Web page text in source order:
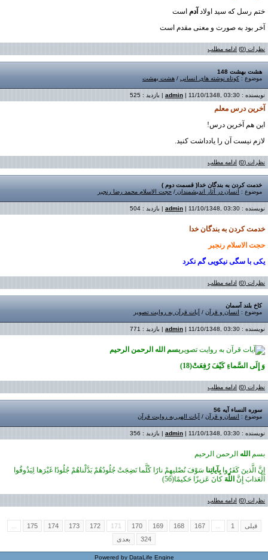
ختم رسل که سید اولاد آدم است
آخر بود به صورت و معنی مقدم است
نظرات (0) ادامه مطلب
هشت بهشت 148
موضوع : کوتاه نوشته های انسانی / هشت بهشت
نویسنده : admin | 11/10/1348, 03:30 | بازدید : 525
آخرین درس معلم
اين هم آخرين درس!
لازم نيست آن را يادداشت کنيد.
نظرات (0) ادامه مطلب
خدمت کردن به بندگان خدا( قسمت دوم )
موضوع : انسان در آثار اندیشمندان / حجت الاسلام محمد رضا رنجبر
نویسنده : admin | 11/10/1348, 03:30 | بازدید : 504
خدمت کردن به بندگان خدا
حجت الاسلام رنجبر
یکی با سگی نیکویی گم نکرد
نظرات (0) ادامه مطلب
كاخ بلند آسمان
موضوع : انسان و قرآن / آیات قرآن به روایت تصویر
نویسنده : admin | 11/10/1348, 03:30 | بازدید : 771
بسم الله الرحمن الرحيم
وَ إِلَى السَّماءِ كَيْفَ رُفِعَتْ(18)
نظرات (0) ادامه مطلب
سوره النساء آیه 56
موضوع : انسان و قرآن / آیات الهی به روایت قرآن
نویسنده : admin | 11/10/1348, 03:30 | بازدید : 356
بسم الله الرحمن الرحيم
إِنَّ الَّذينَ كَفَرُوا بِآياتِنا سَوْفَ نُصْليهِمْ نارًا كُلَّما نَضِجَتْ جُلُودُهُمْ بَدَّلْناهُمْ جُلُودًا غَيْرَها لِيَذُوقُوا
الْعَذابَ إِنَّ اللّهَ كانَ عَزيزًا حَكيمًا(56)
نظرات (0) ادامه مطلب
قبلی 1
167
168
169
170
171
172
173
174
175
324
بعدی
Powered by DataLife Engine